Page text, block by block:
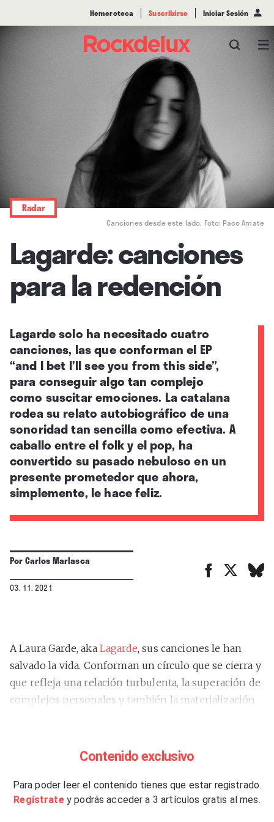
Hemeroteca Suscribirse Iniciar Sesión
Canciones desde este lado. Foto: Paco Amate
Radar
Lagarde: canciones
para la redención
Lagarde solo ha necesitado cuatro
canciones, las que conforman el EP
“and I bet I’ll see you from this side”,
para conseguir algo tan complejo
como suscitar emociones. La catalana
rodea su relato autobiográfico de una
sonoridad tan sencilla como efectiva. A
caballo entre el folk y el pop, ha
convertido su pasado nebuloso en un
presente prometedor que ahora,
simplemente, le hace feliz.
PorCarlos Marlasca
03. 11. 2021
A Laura Garde, aka Lagarde, sus canciones le han
salvado la vida. Conforman un círculo que se cierra y
que refleja una relación turbulenta, la superación de
complejos personales y también la materialización
pensé que iban a salir. El año pasado mi padre
tienes todas estas canciones sin hacer nada’.
Decidimos que las íbamos a grabar, así que gracias a
Contenido exclusivo
Para poder leer el contenido tienes que estar registrado.
Regístrate y podrás acceder a 3 artículos gratis al mes.